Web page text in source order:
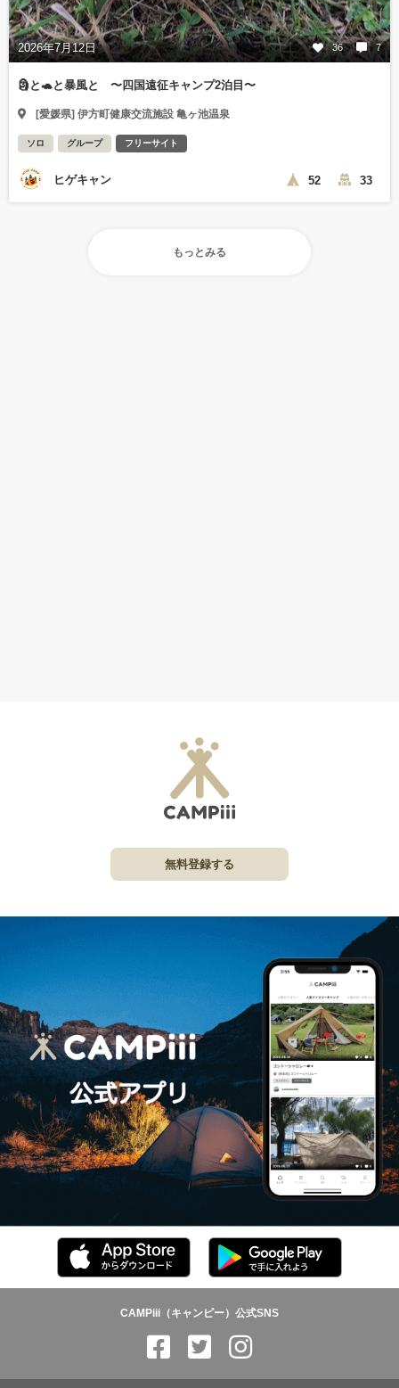
2026年7月12日 36 7
🗿と🐢と暴風と 〜四国遠征キャンプ2泊目〜
[愛媛県] 伊方町健康交流施設 亀ヶ池温泉
ソロ グループ フリーサイト
ヒゲキャン 52 33
もっとみる
無料登録する
CAMPiii（キャンピー）公式SNS